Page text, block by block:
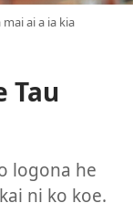
ai a ia kia
Tau
logona he
ni ko koe.